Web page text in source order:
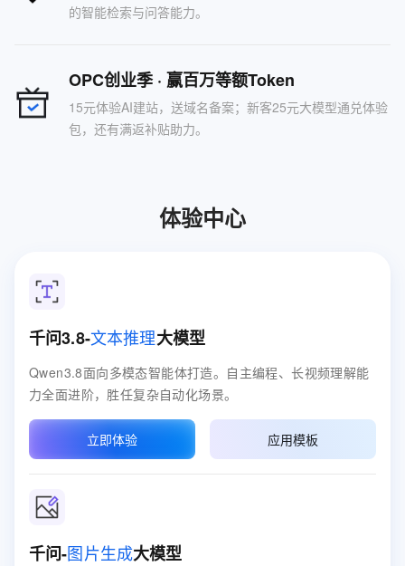
的智能检索与问答能力。
OPC创业季 · 赢百万等额Token
15元体验AI建站，送域名备案；新客25元大模型通兑体验
包，还有满返补贴助力。
体验中心
千问3.8-文本推理大模型
Qwen3.8面向多模态智能体打造。自主编程、长视频理解能
力全面进阶，胜任复杂自动化场景。
立即体验 应用模板
千问-图片生成大模型